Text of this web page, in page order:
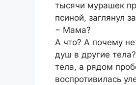
тысячи мурашек
псиной, заглянул
− Мама?
А что? А почему
душ в другие
тела, а рядом
воспротивилась